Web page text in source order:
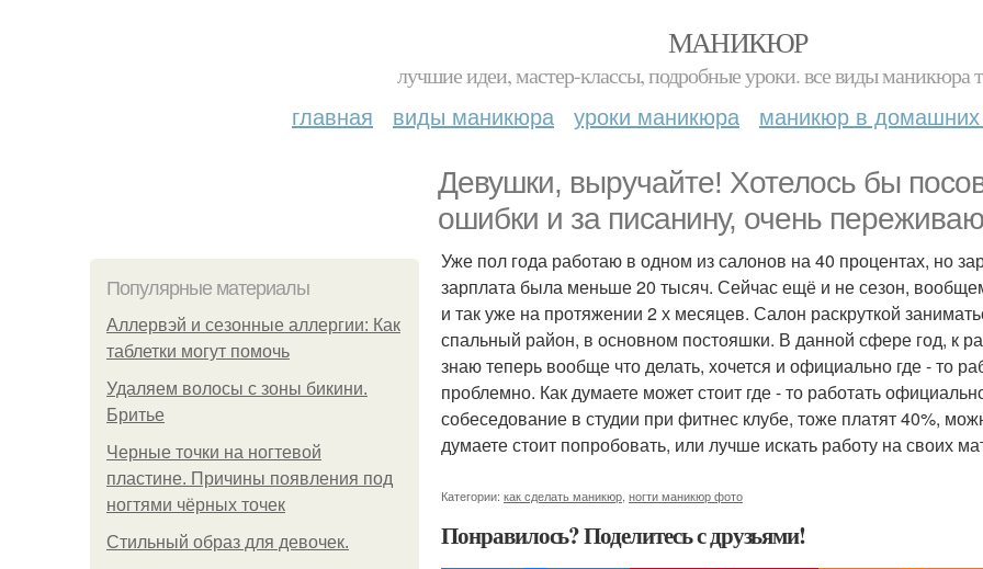
МАНИКЮР
лучшие идеи, мастер-классы, подробные уроки. все виды маникюра
главная виды маникюра уроки маникюра маникюр в домашних
Девушки, выручайте! Хотелось бы
ошибки и за писанину, очень
Популярные материалы
Аллервэй и сезонные аллергии: Как
таблетки могут помочь
Удаляем волосы с зоны бикини.
Бритье
Черные точки на ногтевой
пластине. Причины появления под
ногтями чёрных точек
Стильный образ для девочек.
Уже пол года работаю в одном из салонов на 40 процентах, но
зарплата была меньше 20 тысяч. Сейчас ещё и не сезон,
и так уже на протяжении 2 х месяцев. Салон раскруткой
спальный район, в основном постояшки. В данной сфере год, к
знаю теперь вообще что делать, хочется и официально где - то
проблемно. Как думаете может стоит где - то работать
собеседование в студии при фитнес клубе, тоже платят 40%,
думаете стоит попробовать, или лучше искать работу на своих
Категории: как сделать маникюр ногти маникюр фото
Понравилось? Поделитесь с друзьями!